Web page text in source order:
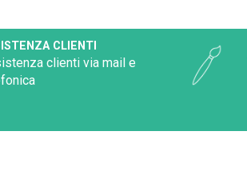
CLIENTI
clienti via mail e